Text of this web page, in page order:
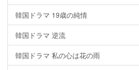
韓国ドラマ 19歳の純情
韓国ドラマ 逆流
韓国ドラマ 私の心は花の雨